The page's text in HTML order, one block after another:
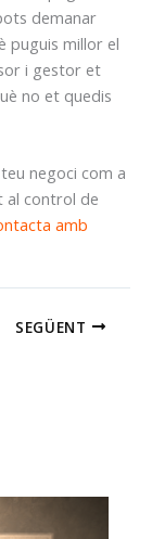
demanar
puguis millor el
i gestor et
no et quedis
negoci com a
al control de
amb
SEGÜENT